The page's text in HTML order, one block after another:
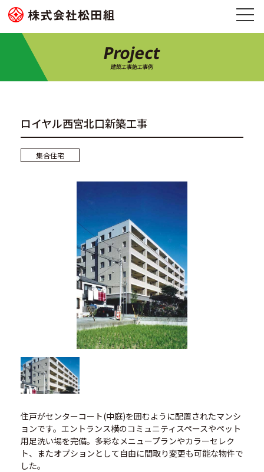
Project
建築工事施工事例
ロイヤル西宮北口新築工事
集合住宅
住戸がセンターコート(中庭)を囲むように配置されたマンシ
ョンです。エントランス横のコミュニティスペースやペット
用足洗い場を完備。多彩なメニュープランやカラーセレク
ト、またオプションとして自由に間取り変更も可能な物件で
した。